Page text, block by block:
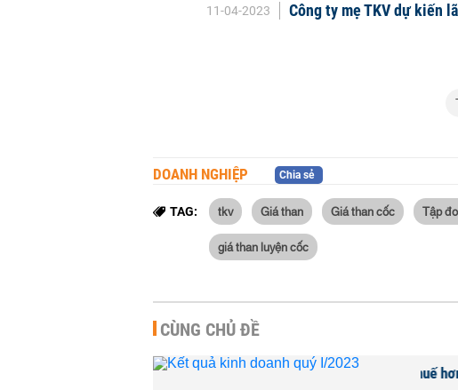
11-04-2023 Công ty mẹ TKV dự kiến
DOANH NGHIỆP Chia sẻ
TAG: tkv Giá than Giá than cốc Tập
giá than luyện cốc
CÙNG CHỦ ĐỀ
PVS ước lãi trước thuế hơn